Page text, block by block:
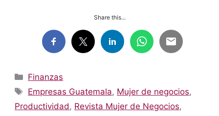
Share this...
Categorías
Finanzas
Etiquetas
Empresas Guatemala, Mujer de negocios,
Productividad , Revista Mujer de Negocios,